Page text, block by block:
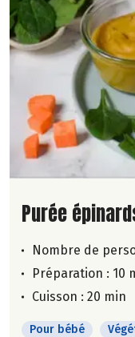
Lire la suite
Purée
Nombre de
Préparation : 10
Cuisson : 20 min
Pour bébé